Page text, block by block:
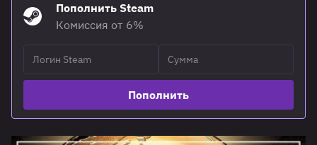
Пополнить Steam
Комиссия от 6%
Пополнить